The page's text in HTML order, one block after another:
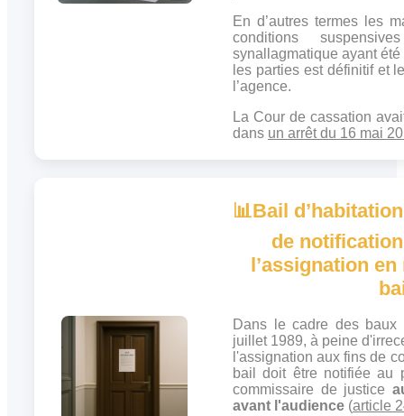
En d’autres termes les
conditions
synallagmatique ayant
les parties est définitif et
l’agence.
La Cour de cassation
dans un arrêt du 16 mai
📊Bail
de
l’assignation
Dans le cadre des
juillet 1989, à peine
l'assignation aux fins de
bail doit être notifiée au
commissaire de justice
avant l'audience (article